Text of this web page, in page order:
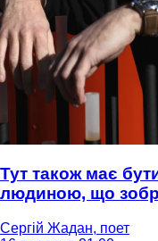
Тут також має
людиною, що
Сергій Жадан, поет